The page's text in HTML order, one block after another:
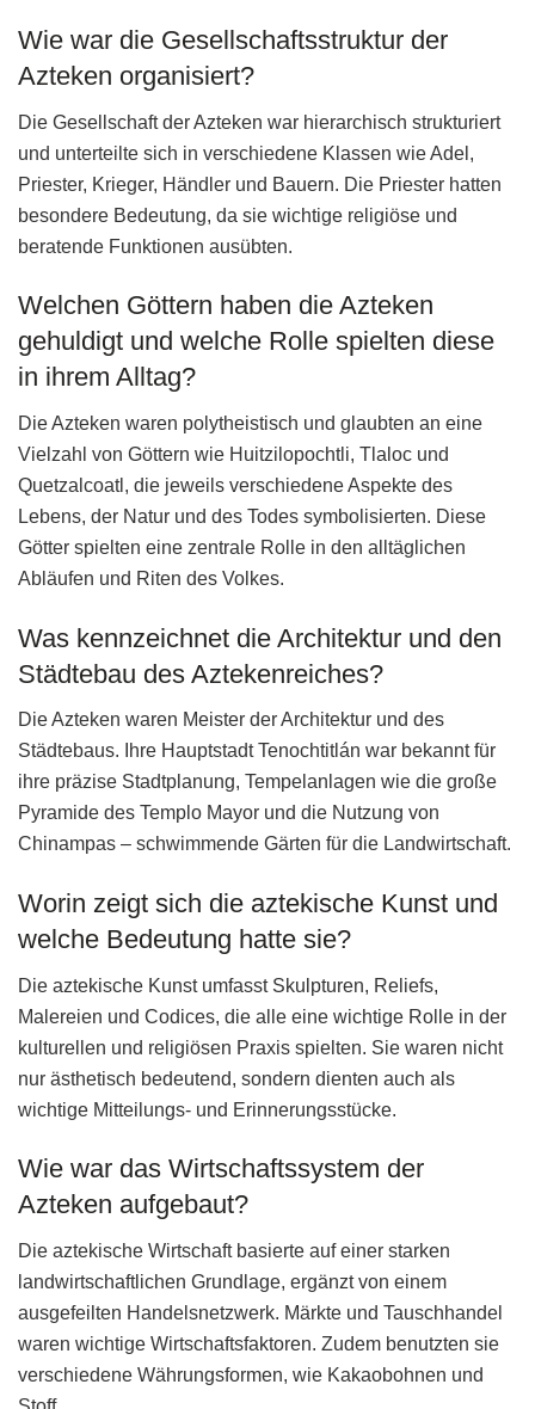
Wie war die Gesellschaftsstruktur der
Azteken organisiert?
Die Gesellschaft der Azteken war hierarchisch strukturiert
und unterteilte sich in verschiedene Klassen wie Adel,
Priester, Krieger, Händler und Bauern. Die Priester hatten
besondere Bedeutung, da sie wichtige religiöse und
beratende Funktionen ausübten.
Welchen Göttern haben die Azteken
gehuldigt und welche Rolle spielten diese
in ihrem Alltag?
Die Azteken waren polytheistisch und glaubten an eine
Vielzahl von Göttern wie Huitzilopochtli, Tlaloc und
Quetzalcoatl, die jeweils verschiedene Aspekte des
Lebens, der Natur und des Todes symbolisierten. Diese
Götter spielten eine zentrale Rolle in den alltäglichen
Abläufen und Riten des Volkes.
Was kennzeichnet die Architektur und den
Städtebau des Aztekenreiches?
Die Azteken waren Meister der Architektur und des
Städtebaus. Ihre Hauptstadt Tenochtitlán war bekannt für
ihre präzise Stadtplanung, Tempelanlagen wie die große
Pyramide des Templo Mayor und die Nutzung von
Chinampas – schwimmende Gärten für die Landwirtschaft.
Worin zeigt sich die aztekische Kunst und
welche Bedeutung hatte sie?
Die aztekische Kunst umfasst Skulpturen, Reliefs,
Malereien und Codices, die alle eine wichtige Rolle in der
kulturellen und religiösen Praxis spielten. Sie waren nicht
nur ästhetisch bedeutend, sondern dienten auch als
wichtige Mitteilungs- und Erinnerungsstücke.
Wie war das Wirtschaftssystem der
Azteken aufgebaut?
Die aztekische Wirtschaft basierte auf einer starken
landwirtschaftlichen Grundlage, ergänzt von einem
ausgefeilten Handelsnetzwerk. Märkte und Tauschhandel
waren wichtige Wirtschaftsfaktoren. Zudem benutzten sie
verschiedene Währungsformen, wie Kakaobohnen und